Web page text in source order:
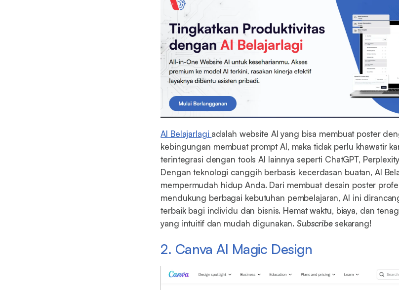
AI Belajarlagi adalah website AI yang bisa membuat poster
kebingungan membuat prompt AI, maka tidak perlu khawatir
terintegrasi dengan tools AI lainnya seperti ChatGPT,
Dengan teknologi canggih berbasis kecerdasan buatan, AI
mempermudah hidup Anda. Dari membuat desain poster
mendukung berbagai kebutuhan pembelajaran, AI ini
terbaik bagi individu dan bisnis. Hemat waktu, biaya, dan
yang intuitif dan mudah digunakan.Subscribe sekarang!
2. Canva AI Magic Design